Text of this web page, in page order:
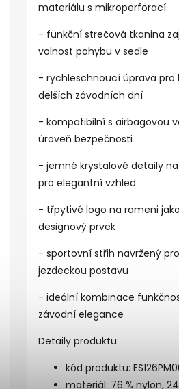
materiálu s mikroperforací
- funkční strečová tkanina
volnost pohybu v sedle
- rychleschnoucí úprava
delších závodních dní
- kompatibilní s airbagovou
úroveň bezpečnosti
- jemné krystalové detaily
pro elegantní vzhled
- třpytivé logo na rameni
designový prvek
- sportovní střih navržený
jezdeckou postavu
- ideální kombinace
závodní elegance
Detaily produktu:
kód produktu:
materiál: 76 % nylon,